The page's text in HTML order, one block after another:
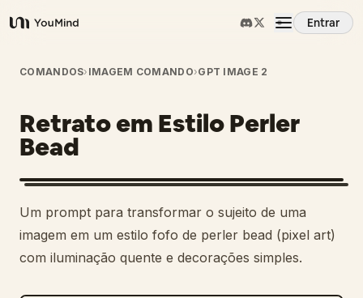
YouMind
Entrar
Visão Geral
Casos de Uso
Habilidades
Prompts
COMANDOS› IMAGEM COMANDO›GPT IMAGE 2
Retrato em Estilo Perler
Bead
Um prompt para transformar o sujeito de uma
imagem em um estilo fofo de perler bead (pixel art)
com iluminação quente e decorações simples.